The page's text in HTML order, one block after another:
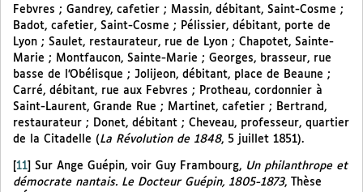
Febvres ; Gandrey, cafetier ; Massin, débitant, Saint-Cosme ;
Badot, cafetier, Saint-Cosme ; Pélissier, débitant, porte de
Lyon ; Saulet, restaurateur, rue de Lyon ; Chapotet, Sainte-
Marie ; Montfaucon, Sainte-Marie ; Georges, brasseur, rue
basse de l’Obélisque ; Jolijeon, débitant, place de Beaune ;
Carré, débitant, rue aux Febvres ; Protheau, cordonnier à
Saint-Laurent, Grande Rue ; Martinet, cafetier ; Bertrand,
restaurateur ; Donet, débitant ; Cheveau, professeur, quartier
de la Citadelle (La Révolution de 1848, 5 juillet 1851).
11 Sur Ange Guépin, voir Guy Frambourg, Un philanthrope et
démocrate nantais. Le Docteur Guépin, 1805-1873, Thèse